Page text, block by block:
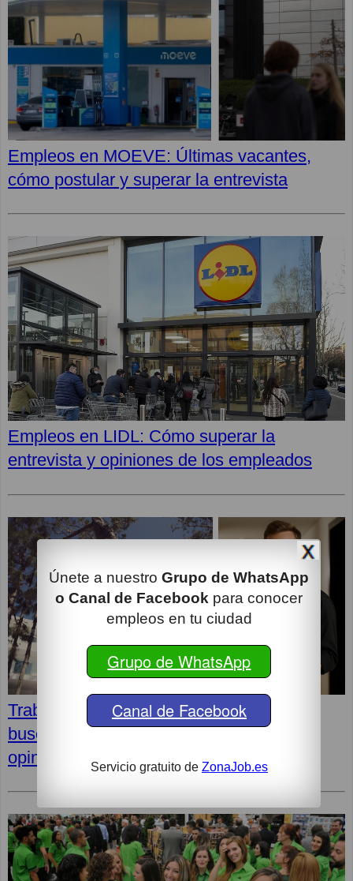
Únete a nuestro Grupo de WhatsApp
o Canal de Facebook para conocer
empleos en tu ciudad
Grupo de WhatsApp
Canal de Facebook
Servicio gratuito de ZonaJob.es
Empleos en MOEVE: Últimas vacantes,
cómo postular y superar la entrevista
Empleos en LIDL: Cómo superar la
entrevista y opiniones de los empleados
Trabajos en Hoteles Iberostar: Dónde
buscar, cómo presentar tu candidatura y
opiniones de los trabajadores